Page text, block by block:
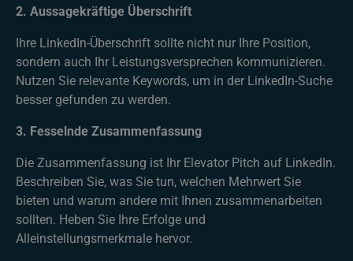
2. Aussagekräftige Überschrift
Ihre LinkedIn-Überschrift sollte nicht nur Ihre Position,
sondern auch Ihr Leistungsversprechen kommunizieren.
Nutzen Sie relevante Keywords, um in der LinkedIn-Suche
besser gefunden zu werden.
3. Fesselnde Zusammenfassung
Die Zusammenfassung ist Ihr Elevator Pitch auf LinkedIn.
Beschreiben Sie, was Sie tun, welchen Mehrwert Sie
bieten und warum andere mit Ihnen zusammenarbeiten
sollten. Heben Sie Ihre Erfolge und
Alleinstellungsmerkmale hervor.